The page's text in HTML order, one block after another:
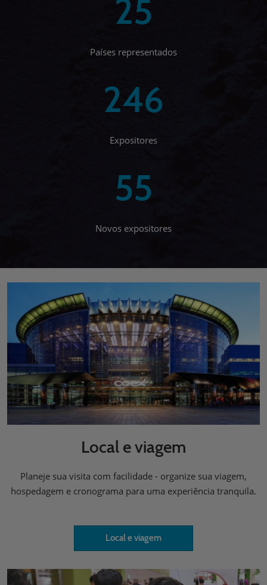
25
Países representados
246
Expositores
55
Novos expositores
Local e viagem
Planeje sua visita com facilidade - organize sua viagem,
hospedagem e cronograma para uma experiência tranquila.
Local e viagem